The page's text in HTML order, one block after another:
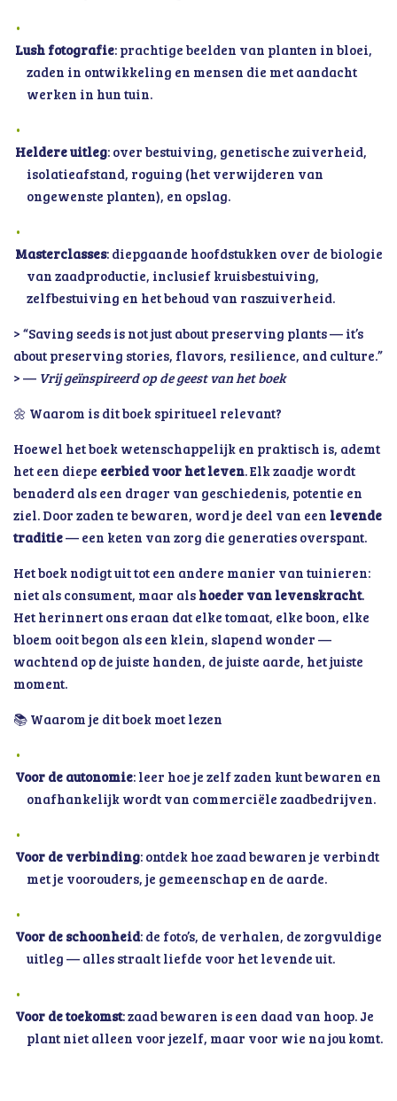
Lush fotografie: prachtige beelden van planten in bloei,
zaden in ontwikkeling en mensen die met aandacht
werken in hun tuin.
Heldere uitleg: over bestuiving, genetische zuiverheid,
isolatieafstand, roguing (het verwijderen van
ongewenste planten), en opslag.
Masterclasses: diepgaande hoofdstukken over de biologie
van zaadproductie, inclusief kruisbestuiving,
zelfbestuiving en het behoud van raszuiverheid.
> “Saving seeds is not just about preserving plants — it’s
about preserving stories, flavors, resilience, and culture.”
> — Vrij geïnspireerd op de geest van het boek
🌼 Waarom is dit boek spiritueel relevant?
Hoewel het boek wetenschappelijk en praktisch is, ademt
het een diepe eerbied voor het leven. Elk zaadje wordt
benaderd als een drager van geschiedenis, potentie en
ziel. Door zaden te bewaren, word je deel van een levende
traditie— een keten van zorg die generaties overspant.
Het boek nodigt uit tot een andere manier van tuinieren:
niet als consument, maar als hoeder van levenskracht.
Het herinnert ons eraan dat elke tomaat, elke boon, elke
bloem ooit begon als een klein, slapend wonder —
wachtend op de juiste handen, de juiste aarde, het juiste
moment.
📚 Waarom je dit boek moet lezen
Voor de autonomie: leer hoe je zelf zaden kunt bewaren en
onafhankelijk wordt van commerciële zaadbedrijven.
Voor de verbinding: ontdek hoe zaad bewaren je verbindt
met je voorouders, je gemeenschap en de aarde.
Voor de schoonheid: de foto’s, de verhalen, de zorgvuldige
uitleg — alles straalt liefde voor het levende uit.
Voor de toekomst: zaad bewaren is een daad van hoop. Je
plant niet alleen voor jezelf, maar voor wie na jou komt.